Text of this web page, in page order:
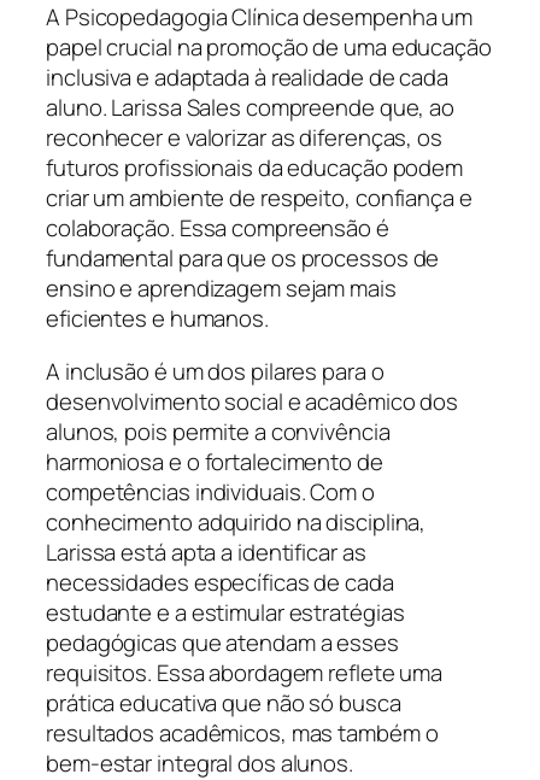
A Psicopedagogia Clínica desempenha um
papel crucial na promoção de uma educação
inclusiva e adaptada à realidade de cada
aluno. Larissa Sales compreende que, ao
reconhecer e valorizar as diferenças, os
futuros profissionais da educação podem
criar um ambiente de respeito, confiança e
colaboração. Essa compreensão é
fundamental para que os processos de
ensino e aprendizagem sejam mais
eficientes e humanos.
A inclusão é um dos pilares para o
desenvolvimento social e acadêmico dos
alunos, pois permite a convivência
harmoniosa e o fortalecimento de
competências individuais. Com o
conhecimento adquirido na disciplina,
Larissa está apta a identificar as
necessidades específicas de cada
estudante e a estimular estratégias
pedagógicas que atendam a esses
requisitos. Essa abordagem reflete uma
prática educativa que não só busca
resultados acadêmicos, mas também o
bem-estar integral dos alunos.